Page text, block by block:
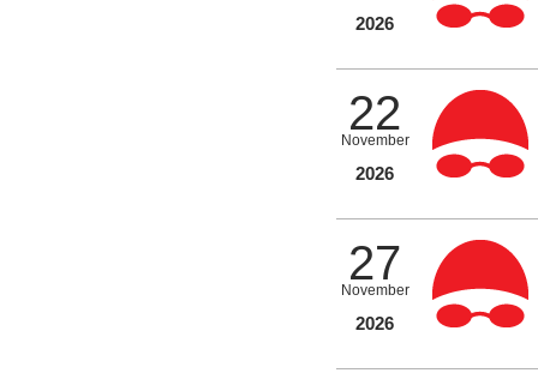
2026
22
November
2026
27
November
2026